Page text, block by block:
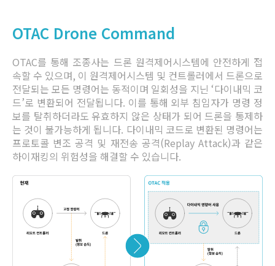
OTAC Drone Command
OTAC를 통해 조종사는 드론 원격제어시스템에 안전하게 접
속할 수 있으며, 이 원격제어시스템 및 컨트롤러에서 드론으로
전달되는 모든 명령어는 동적이며 일회성을 지닌 ‘다이내믹 코
드’로 변환되어 전달됩니다. 이를 통해 외부 침임자가 명령 정
보를 탈취하더라도 유효하지 않은 상태가 되어 드론을 통제하
는 것이 불가능하게 됩니다. 다이내믹 코드로 변환된 명령어는
프로토콜 변조 공격 및 재전송 공격(Replay Attack)과 같은
하이재킹의 위험성을 해결할 수 있습니다.